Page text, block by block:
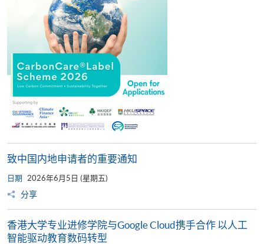
致中国内地申请者的重要通知
日期 2026年6月5日 (星期五)
分享
香港大学专业进修学院与Google Cloud携手合作 以人工
智能驱动教育数码转型